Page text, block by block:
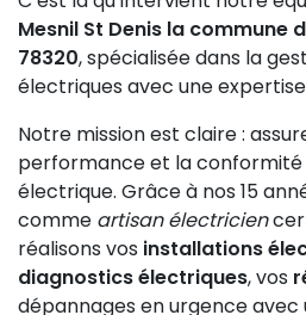
Mesnil St Denis la commune
78320, spécialisée dans la
électriques avec une
Notre mission est claire :
performance et la
électrique. Grâce à nos 15
comme artisan électricien
réalisons vos installations
diagnostics électriques, vos
dépannages en urgence